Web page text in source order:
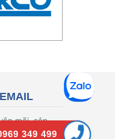
mãi, sản
349 499